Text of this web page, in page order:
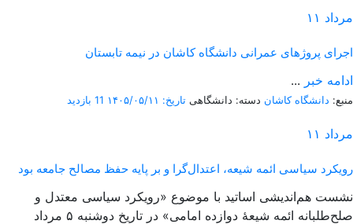
۱۱ مرداد
اجرای پروژهای عمرانی دانشگاه کاشان در نیمه تابستان
... ادامه خبر
منبع: دانشگاه کاشان دسته: دانشگاهی تاریخ: ۱۴۰۵/۰۵/۱۱ 11 بازدید
۱۱ مرداد
رویکرد سیاسی ائمه شیعه، اعتدال‌گرا و بر پایه حفظ مصالح جامعه بود
نشست هم‌اندیشی اساتید با موضوع «رویکرد سیاسی معتدل و
صلح‌طلبانه ائمه شیعۀ دوازده امامی» در تاریخ دوشنبه ۵ مرداد